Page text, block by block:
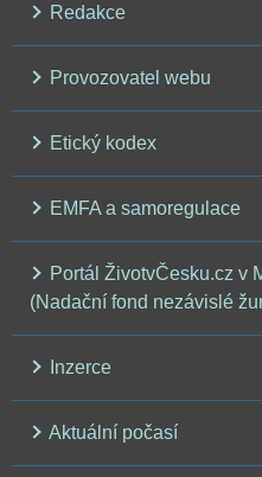
Redakce
Provozovatel webu
Etický kodex
EMFA a samoregulace
Portál ŽivotvČesku.cz v
(Nadační fond nezávislé
Inzerce
Aktuální počasí